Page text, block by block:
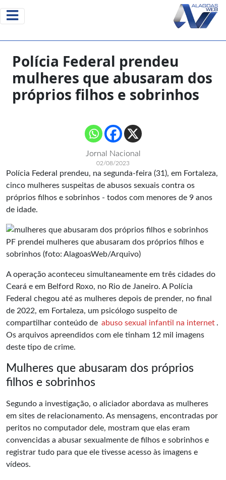
Polícia Federal prendeu
mulheres que abusaram dos
próprios filhos e sobrinhos
Jornal Nacional
02/08/2023
Polícia Federal prendeu, na segunda-feira (31), em Fortaleza,
cinco mulheres suspeitas de abusos sexuais contra os
próprios filhos e sobrinhos - todos com menores de 9 anos
de idade.
PF prendei mulheres que abusaram dos próprios filhos e
sobrinhos (foto: AlagoasWeb/Arquivo)
A operação aconteceu simultaneamente em três cidades do
Ceará e em Belford Roxo, no Rio de Janeiro. A Polícia
Federal chegou até as mulheres depois de prender, no final
de 2022, em Fortaleza, um psicólogo suspeito de
compartilhar conteúdo de abuso sexual infantil na internet .
Os arquivos apreendidos com ele tinham 12 mil imagens
deste tipo de crime.
Mulheres que abusaram dos próprios
filhos e sobrinhos
Segundo a investigação, o aliciador abordava as mulheres
em sites de relacionamento. As mensagens, encontradas por
peritos no computador dele, mostram que elas eram
convencidas a abusar sexualmente de filhos e sobrinhos e
registrar tudo para que ele tivesse acesso às imagens e
vídeos.